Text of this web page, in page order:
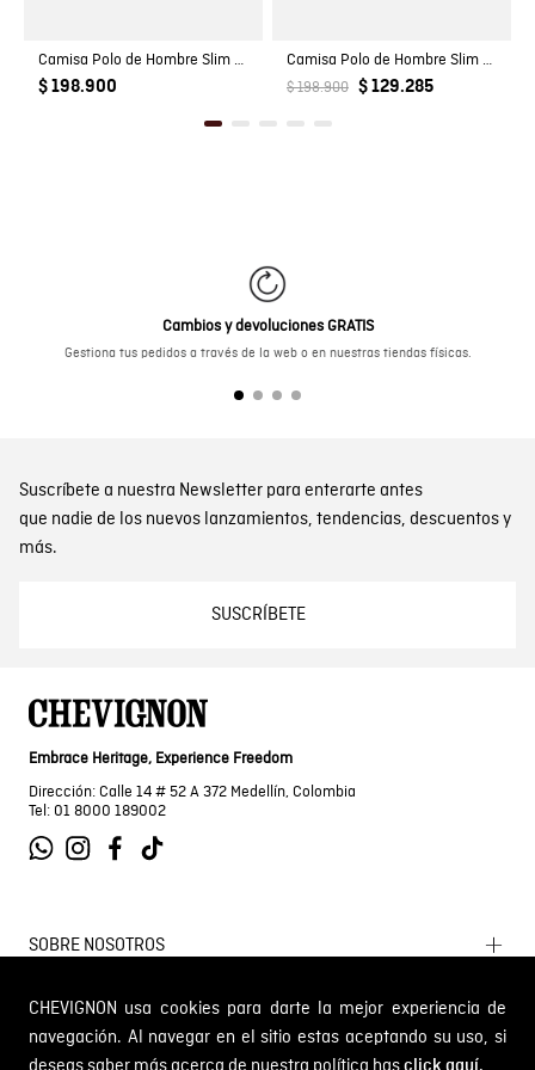
CHEVIGNON usa cookies para darte la mejor experiencia de
navegación. Al navegar en el sitio estas aceptando su uso, si
Camisa Polo de Hombre Slim Fit Estilo Preppy con Pato de Colores Bordado en Mezcla de Algodón
$ 198.900
Camisa Polo de Hombre Slim Fit Manga Corta Perilla Tejida Escondida en Mezcla de Algodón y Viscosa
$ 198.900 $ 129.285
Cambios y devoluciones GRATIS
Gestiona tus pedidos a través de la web o en nuestras tiendas físicas.
Suscríbete a nuestra Newsletter para enterarte antes
que nadie de los nuevos lanzamientos, tendencias, descuentos y
más.
SUSCRÍBETE
Embrace Heritage, Experience Freedom
Dirección: Calle 14 # 52 A 372 Medellín, Colombia
Tel: 01 8000 189002
SOBRE NOSOTROS
Historia de la marca
INFORMACIÓN